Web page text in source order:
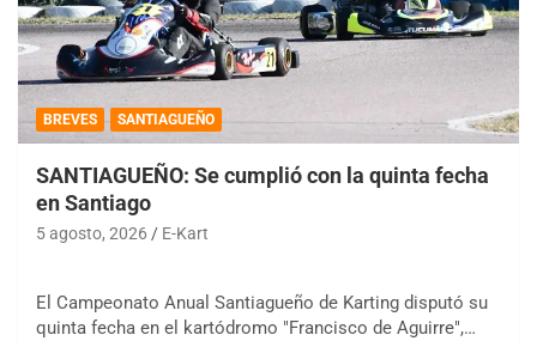
BREVES SANTIAGUEÑO
SANTIAGUEÑO: Se cumplió con la quinta fecha
en Santiago
5 agosto, 2026 E-Kart
El Campeonato Anual Santiagueño de Karting disputó su
quinta fecha en el kartódromo "Francisco de Aguirre",…